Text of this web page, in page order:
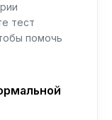
тест
помочь